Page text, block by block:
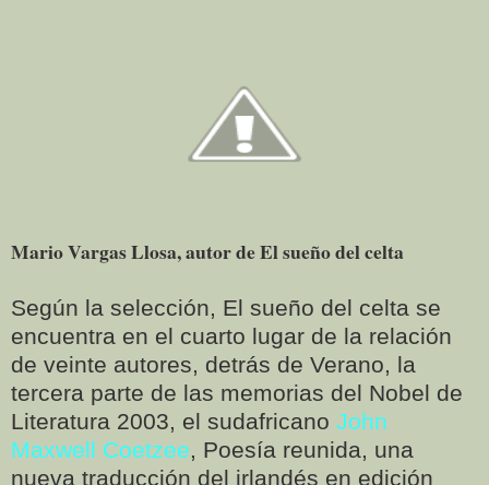
Mario Vargas Llosa, autor de El sueño del celta
Según la selección, El sueño del celta se
encuentra en el cuarto lugar de la relación
de veinte autores, detrás de Verano, la
tercera parte de las memorias del Nobel de
Literatura 2003, el sudafricano John
Maxwell Coetzee, Poesía reunida, una
nueva traducción del irlandés en edición